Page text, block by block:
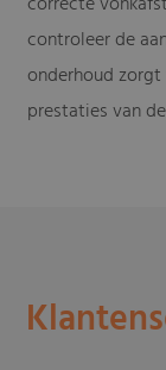
controleer de
onderhoud
prestaties van